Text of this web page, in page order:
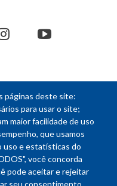
páginas deste site:
para usar o site;
maior facilidade de uso
que usamos
uso e estatísticas do
você concorda
pode aceitar e rejeitar
seu consentimento
instagramyoutube